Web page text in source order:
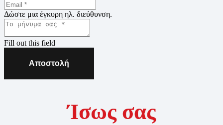
Δώστε μια έγκυρη ηλ. διεύθυνση.
Fill out this field
Αποστολή
Ίσως σας